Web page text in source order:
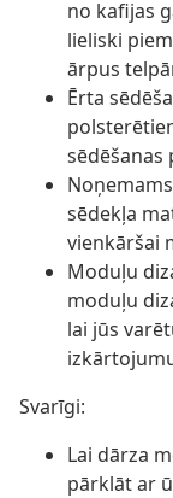
no kafijas
lieliski
ārpus
Ērta
sēdēšanas
sēdekļa
vienkāršai
Moduļu
moduļu
lai jūs
Svarīgi:
Lai dārza
pārklāt ar